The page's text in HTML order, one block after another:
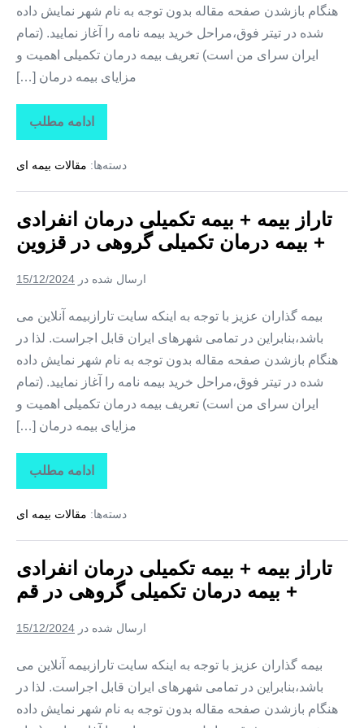
هنگام بازشدن صفحه مقاله بدون توجه به نام شهر نمایش داده
شده در تیتر فوق،مراحل خرید بیمه نامه را آغاز نمایید. (تمام
ایران سرای من است) تعریف بیمه درمان تکمیلی اهمیت و
مزایای بیمه درمان […]
ادامه مطلب
تاراز
بیمه
بیمه
درمان
+
بیمه
درمان
تکمیلی
در
دسته‌ها: مقالات بیمه ای
تاراز بیمه + بیمه تکمیلی درمان انفرادی
+ بیمه درمان تکمیلی گروهی در قزوین
ارسال شده در 15/12/2024
بیمه گذاران عزیز با توجه به اینکه سایت تارازبیمه آنلاین می
باشد،بنابراین در تمامی شهرهای ایران قابل اجراست. لذا در
هنگام بازشدن صفحه مقاله بدون توجه به نام شهر نمایش داده
شده در تیتر فوق،مراحل خرید بیمه نامه را آغاز نمایید. (تمام
ایران سرای من است) تعریف بیمه درمان تکمیلی اهمیت و
مزایای بیمه درمان […]
ادامه مطلب
تاراز
بیمه
بیمه
درمان
+
بیمه
درمان
تکمیلی
در
دسته‌ها: مقالات بیمه ای
تاراز بیمه + بیمه تکمیلی درمان انفرادی
+ بیمه درمان تکمیلی گروهی در قم
ارسال شده در 15/12/2024
بیمه گذاران عزیز با توجه به اینکه سایت تارازبیمه آنلاین می
باشد،بنابراین در تمامی شهرهای ایران قابل اجراست. لذا در
هنگام بازشدن صفحه مقاله بدون توجه به نام شهر نمایش داده